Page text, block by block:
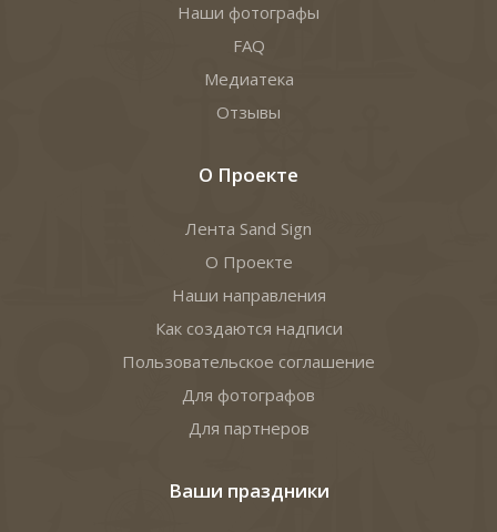
Наши фотографы
FAQ
Медиатека
Отзывы
О Проекте
Лента Sand Sign
О Проекте
Наши направления
Как создаются надписи
Пользовательское соглашение
Для фотографов
Для партнеров
Ваши праздники